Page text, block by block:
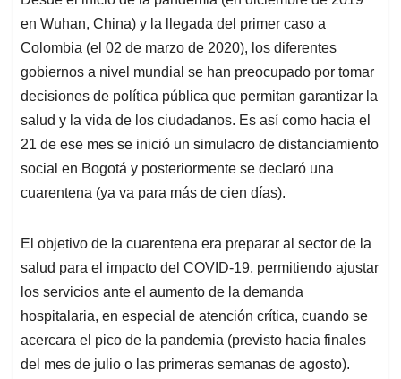
s
A
p
p
b
o
o
k
e
d
I
n
l
a
d
s
en Wuhan, China) y la llegada del primer caso a
Colombia (el 02 de marzo de 2020), los diferentes
gobiernos a nivel mundial se han preocupado por tomar
decisiones de política pública que permitan garantizar la
salud y la vida de los ciudadanos. Es así como hacia el
21 de ese mes se inició un simulacro de distanciamiento
social en Bogotá y posteriormente se declaró una
cuarentena (ya va para más de cien días).
El objetivo de la cuarentena era preparar al sector de la
salud para el impacto del COVID-19, permitiendo ajustar
los servicios ante el aumento de la demanda
hospitalaria, en especial de atención crítica, cuando se
acercara el pico de la pandemia (previsto hacia finales
del mes de julio o las primeras semanas de agosto).